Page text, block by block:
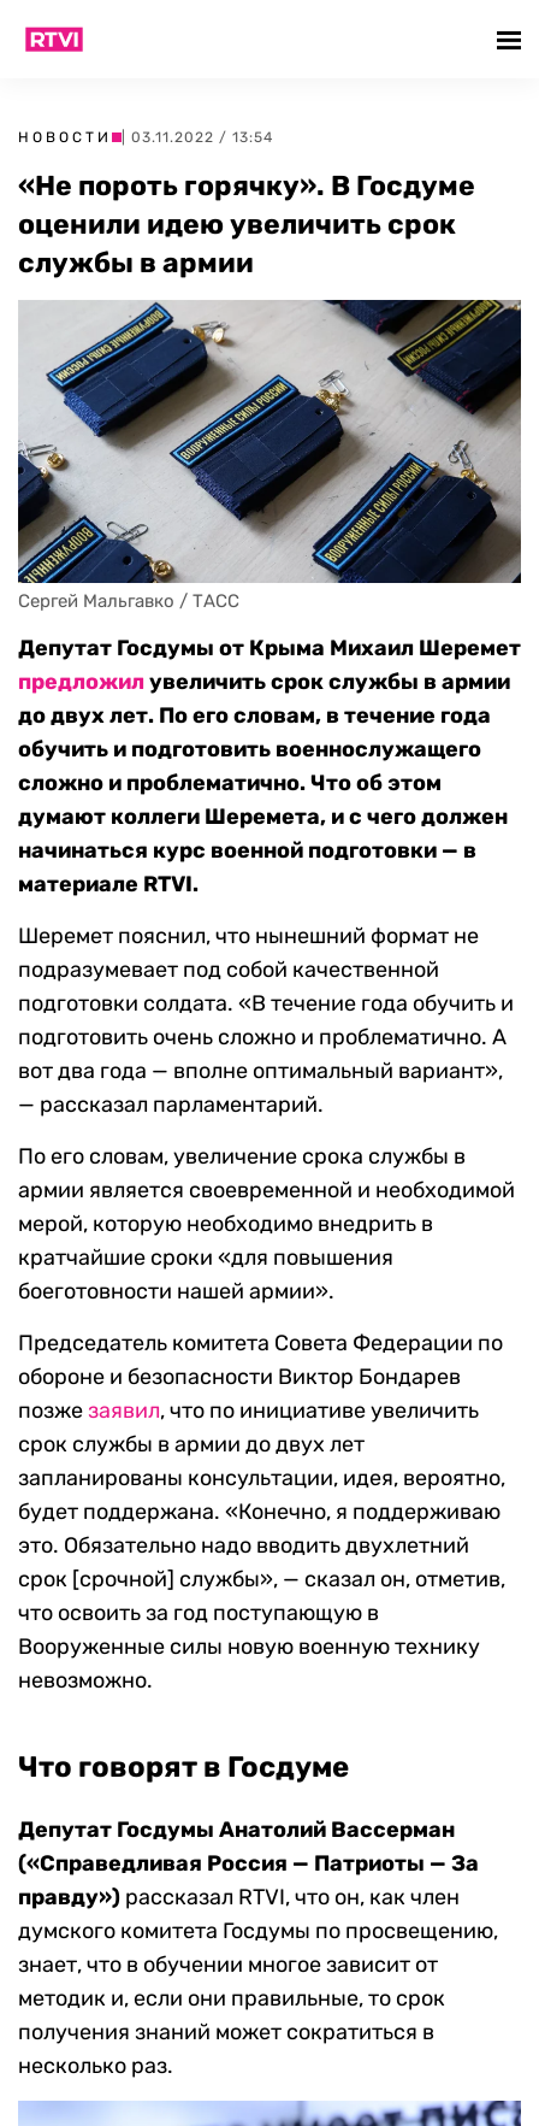
НОВОСТИ | 03.11.2022 / 13:54
«Не пороть горячку». В Госдуме
оценили идею увеличить срок
службы в армии
Сергей Мальгавко / ТАСС
Депутат Госдумы от Крыма Михаил Шеремет
предложилувеличить срок службы в армии
до двух лет. По его словам, в течение года
обучить и подготовить военнослужащего
сложно и проблематично. Что об этом
думают коллеги Шеремета, и с чего должен
начинаться курс военной подготовки — в
материале RTVI.
Шеремет пояснил, что нынешний формат не
подразумевает под собой качественной
подготовки солдата. «В течение года обучить и
подготовить очень сложно и проблематично. А
вот два года — вполне оптимальный вариант»,
— рассказал парламентарий.
По его словам, увеличение срока службы в
армии является своевременной и необходимой
мерой, которую необходимо внедрить в
кратчайшие сроки «для повышения
боеготовности нашей армии».
Председатель комитета Совета Федерации по
обороне и безопасности Виктор Бондарев
позжезаявил, что по инициативе увеличить
срок службы в армии до двух лет
запланированы консультации, идея, вероятно,
будет поддержана. «Конечно, я поддерживаю
это. Обязательно надо вводить двухлетний
срок [срочной] службы», — сказал он, отметив,
что освоить за год поступающую в
Вооруженные силы новую военную технику
невозможно.
Что говорят в Госдуме
Депутат Госдумы Анатолий Вассерман
(«Справедливая Россия — Патриоты — За
правду») рассказал RTVI, что он, как член
думского комитета Госдумы по просвещению,
знает, что в обучении многое зависит от
методик и, если они правильные, то срок
получения знаний может сократиться в
несколько раз.